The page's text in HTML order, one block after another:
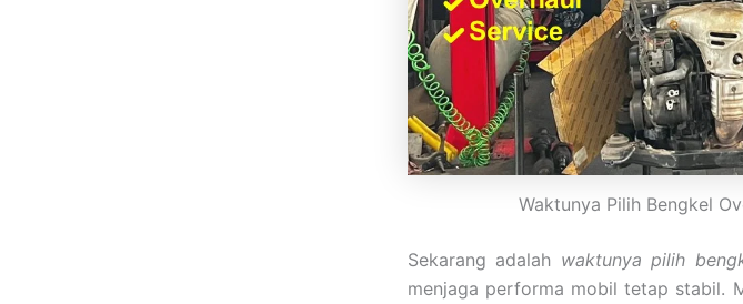
Waktunya Pilih Bengkel
Sekarang adalah waktunya pilih
menjaga performa mobil tetap stabil.